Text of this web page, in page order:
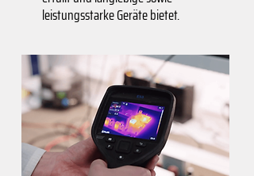
leistungsstarke Geräte bietet.